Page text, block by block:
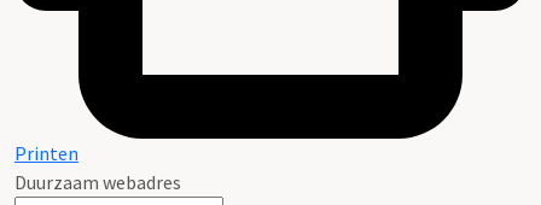
Printen
Duurzaam webadres